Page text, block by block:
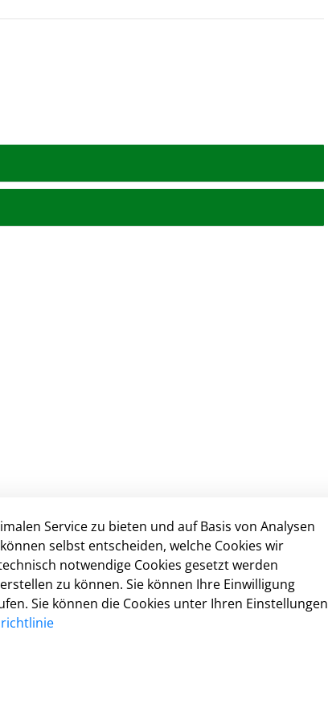
Nicht gefunden, was Sie gesucht haben?
Dann schreiben Sie uns:
digitales@detmold.de
Service zu bieten und auf Basis von Analysen
selbst entscheiden, welche Cookies wir
notwendige Cookies gesetzt werden
zu können. Sie können Ihre Einwilligung
Sie können die Cookies unter Ihren Einstellungen